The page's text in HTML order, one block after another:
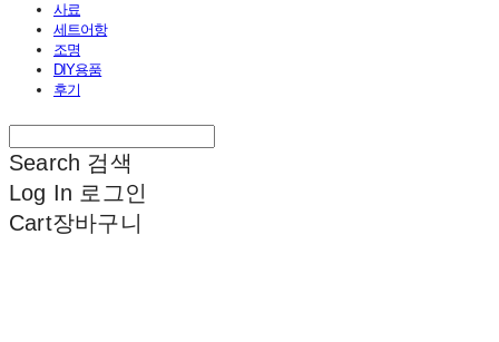
사료
세트어항
조명
DIY용품
후기
Search 검색
Log In 로그인
Cart장바구니